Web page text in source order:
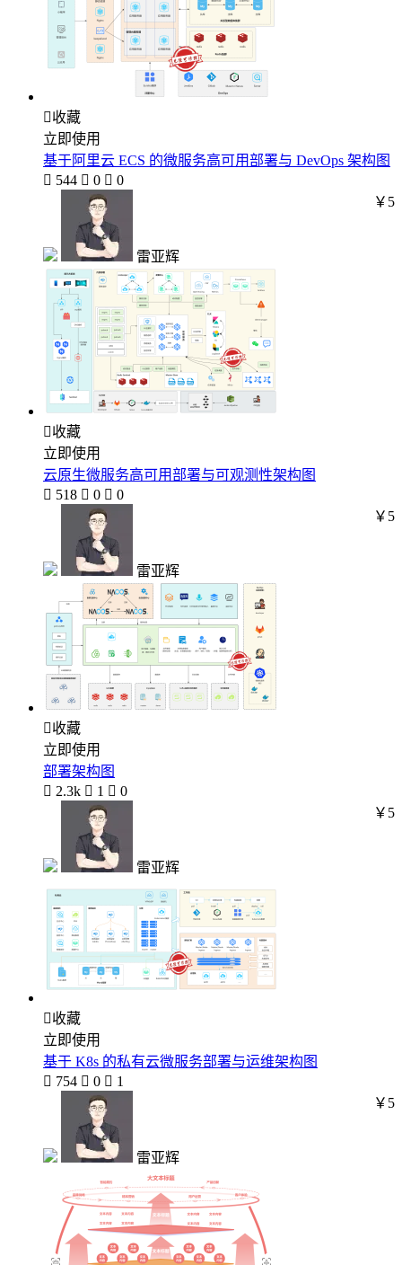
收藏
立即使用
基于阿里云 ECS 的微服务高可用部署与 DevOps 架构图
 544  0  0
雷亚辉
￥5
收藏
立即使用
云原生微服务高可用部署与可观测性架构图
 518  0  0
雷亚辉
￥5
收藏
立即使用
部署架构图
 2.3k  1  0
雷亚辉
￥5
收藏
立即使用
基于 K8s 的私有云微服务部署与运维架构图
 754  0  1
雷亚辉
￥5